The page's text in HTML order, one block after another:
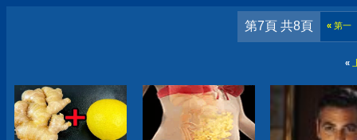
第7頁 共8頁 «第一
«